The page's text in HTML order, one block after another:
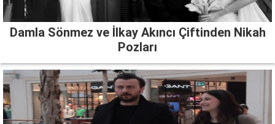
Damla Sönmez ve İlkay Akıncı Çiftinden Nikah
Pozları